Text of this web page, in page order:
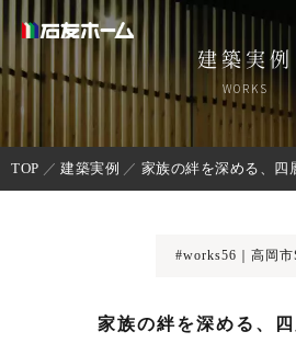
建築実例
WORKS
TOP 建築実例 家族の絆を深める、四
#works56｜高岡市
家族の絆を深める、